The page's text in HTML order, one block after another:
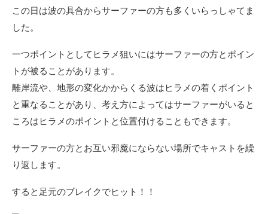
この日は波の具合からサーファーの方も多くいらっしゃてま
した。
一つポイントとしてヒラメ狙いにはサーファーの方とポイン
トが被ることがあります。
離岸流や、地形の変化かからくる波はヒラメの着くポイント
と重なることがあり、考え方によってはサーファーがいると
ころはヒラメのポイントと位置付けることもできます。
サーファーの方とお互い邪魔にならない場所でキャストを繰
り返します。
すると足元のブレイクでヒット！！